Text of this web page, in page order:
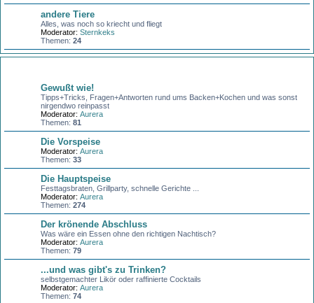
andere Tiere
Alles, was noch so kriecht und fliegt
Moderator: Sternkeks
Themen: 24
Gewußt wie!
Tipps+Tricks, Fragen+Antworten rund ums Backen+Kochen und was sonst
nirgendwo reinpasst
Moderator: Aurera
Themen: 81
Die Vorspeise
Moderator: Aurera
Themen: 33
Die Hauptspeise
Festtagsbraten, Grillparty, schnelle Gerichte ...
Moderator: Aurera
Themen: 274
Der krönende Abschluss
Was wäre ein Essen ohne den richtigen Nachtisch?
Moderator: Aurera
Themen: 79
...und was gibt's zu Trinken?
selbstgemachter Likör oder raffinierte Cocktails
Moderator: Aurera
Themen: 74